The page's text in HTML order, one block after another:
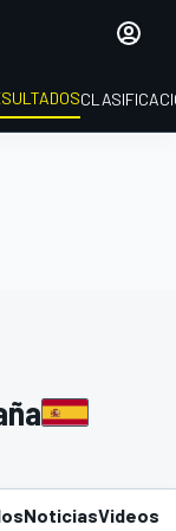
NoticiasVideos